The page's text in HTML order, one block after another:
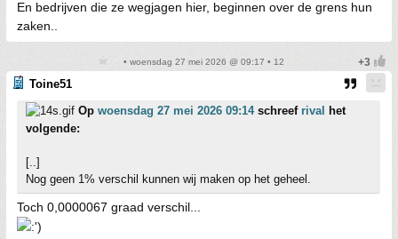
En bedrijven die ze wegjagen hier, beginnen over de grens hun
zaken..
• woensdag 27 mei 2026 @ 09:17 • 12
Toine51
Op woensdag 27 mei 2026 09:14schreef rival
het
volgende:
[..]
Nog geen 1% verschil kunnen wij maken op het geheel.
Toch 0,0000067 graad verschil...